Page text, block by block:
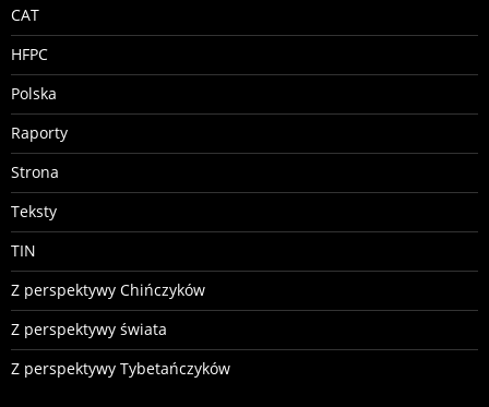
CAT
HFPC
Polska
Raporty
Strona
Teksty
TIN
Z perspektywy Chińczyków
Z perspektywy świata
Z perspektywy Tybetańczyków